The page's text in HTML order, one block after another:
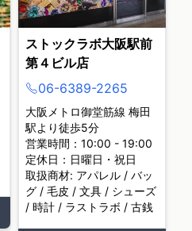
ストックラボ大阪駅前
第４ビル店
06-6389-2265
大阪メトロ御堂筋線 梅田
駅より徒歩5分
営業時間：10:00 - 19:00
定休日：日曜日・祝日
取扱商材: アパレル / バッ
グ / 毛皮 / 文具 / シューズ
/ 時計 / ラストラボ / 古銭